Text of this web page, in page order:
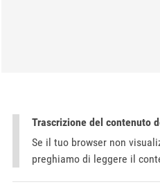
Trascrizione del contenuto
Se il tuo browser non
preghiamo di leggere il